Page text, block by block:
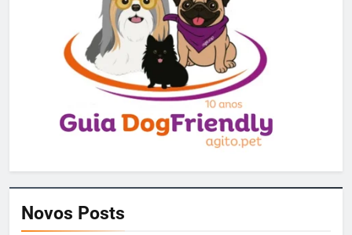
Novos Posts